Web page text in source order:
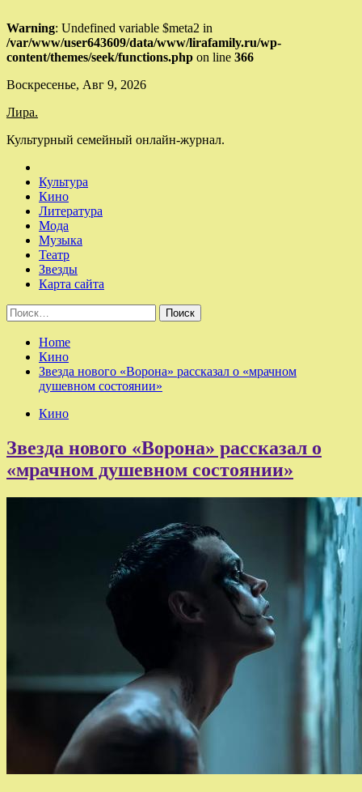
Warning: Undefined variable $meta2 in
/var/www/user643609/data/www/lirafamily.ru/wp-
content/themes/seek/functions.php on line 366
Skip
content
Воскресенье, Авг 9, 2026
Лира.
Культурный семейный онлайн-журнал.
Культура
Кино
Литература
Мода
Музыка
Театр
Звезды
Карта сайта
Найти:
Home
Кино
Звезда нового «Ворона» рассказал о «мрачном
душевном состоянии»
Кино
Звезда нового «Ворона» рассказал о
«мрачном душевном состоянии»